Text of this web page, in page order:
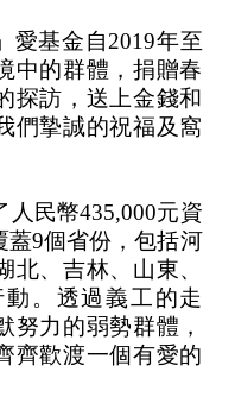
基金自2019年至
中的群體，捐贈春
探訪，送上金錢和
們摯誠的祝福及窩
民幣435,000元資
蓋9個省份，包括河
北、吉林、山東、
。透過義工的走
努力的弱勢群體，
齊歡渡一個有愛的